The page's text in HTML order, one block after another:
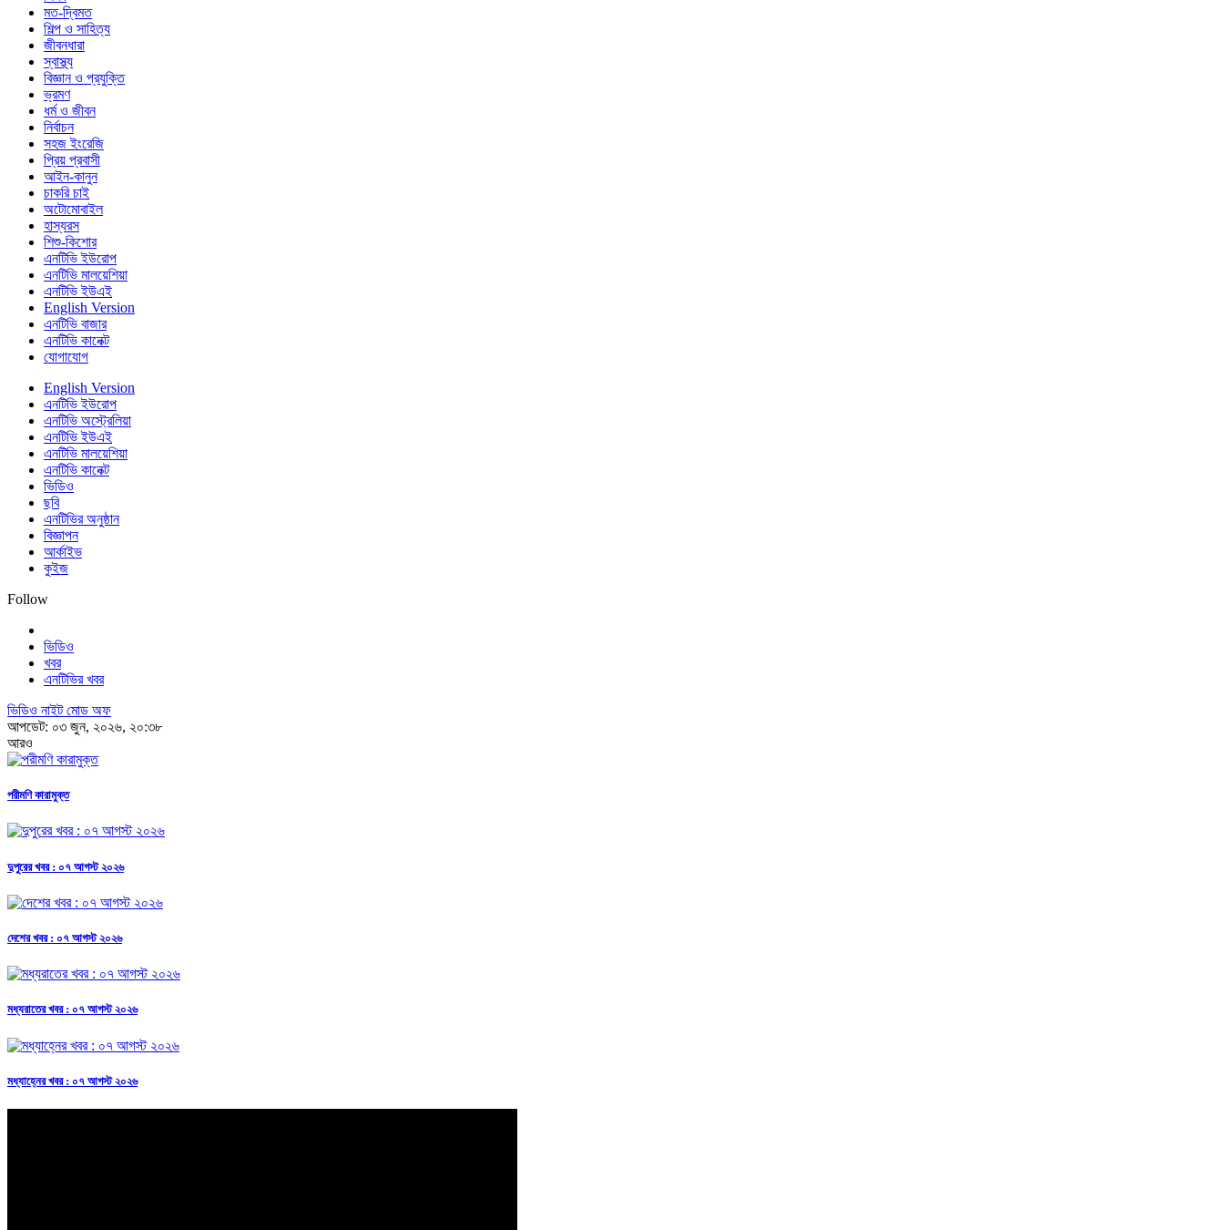
মত-দ্বিমত
শিল্প ও সাহিত্য
জীবনধারা
স্বাস্থ্য
বিজ্ঞান ও প্রযুক্তি
ভ্রমণ
ধর্ম ও জীবন
নির্বাচন
সহজ ইংরেজি
প্রিয় প্রবাসী
আইন-কানুন
চাকরি চাই
অটোমোবাইল
হাস্যরস
শিশু-কিশোর
এনটিভি ইউরোপ
এনটিভি মালয়েশিয়া
এনটিভি ইউএই
English Version
এনটিভি বাজার
এনটিভি কানেক্ট
যোগাযোগ
English Version
এনটিভি ইউরোপ
এনটিভি অস্ট্রেলিয়া
এনটিভি ইউএই
এনটিভি মালয়েশিয়া
এনটিভি কানেক্ট
ভিডিও
ছবি
এনটিভির অনুষ্ঠান
বিজ্ঞাপন
আর্কাইভ
কুইজ
Follow
ভিডিও
খবর
এনটিভির খবর
ভিডিও নাইট মোড অফ
আপডেট: ০৩ জুন, ২০২৬, ২০:৩৮
আরও
পরীমণি কারামুক্ত
দুপুরের খবর : ০৭ আগস্ট ২০২৬
দেশের খবর : ০৭ আগস্ট ২০২৬
মধ্যরাতের খবর : ০৭ আগস্ট ২০২৬
মধ্যাহ্নের খবর : ০৭ আগস্ট ২০২৬